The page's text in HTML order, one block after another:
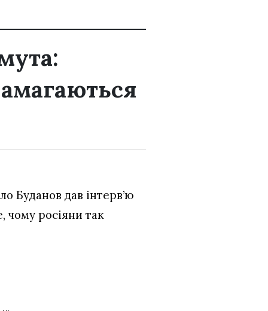
Буданов дав інтерв’ю
чому росіяни так